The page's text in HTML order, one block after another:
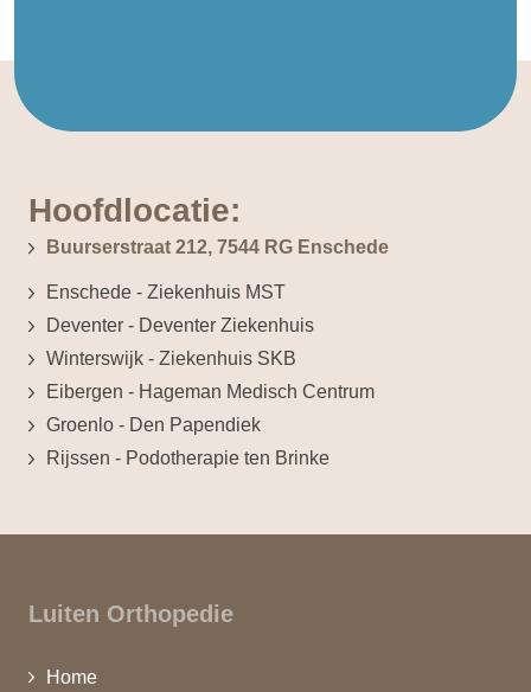
Hoofdlocatie:
Buurserstraat 212, 7544 RG Enschede
Enschede - Ziekenhuis MST
Deventer - Deventer Ziekenhuis
Winterswijk - Ziekenhuis SKB
Eibergen - Hageman Medisch Centrum
Groenlo - Den Papendiek
Rijssen - Podotherapie ten Brinke
Luiten Orthopedie
Home